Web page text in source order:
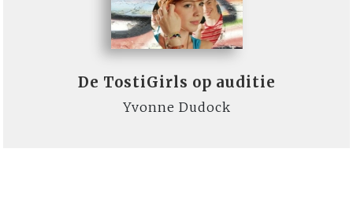
De TostiGirls op auditie
Yvonne Dudock